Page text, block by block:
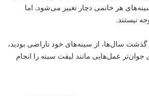
هر خانمی‌ دچار تغییر می‌شود. اما
نیستند.
گذشت سال‌ها، از سینه‌های خود ناراضی بودید،
عمل‌هایی مانند لیفت سینه را انجام